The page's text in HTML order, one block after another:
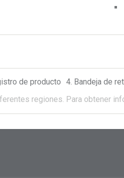
de producto Bandeja de
regiones. Para obtener